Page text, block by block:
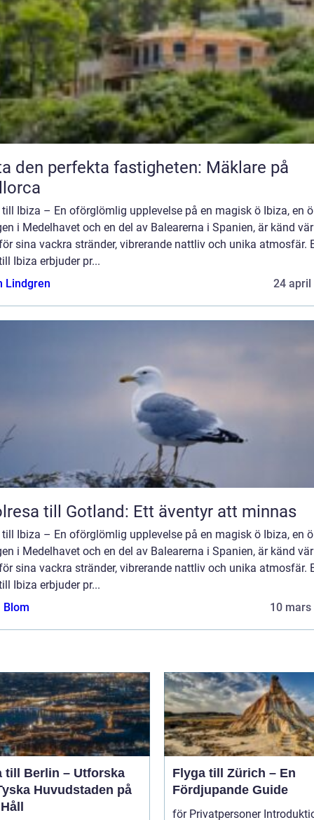
den perfekta fastigheten: Mäklare på
till Ibiza – En oförglömlig upplevelse på en magisk ö Ibiza, en ö
i Medelhavet och en del av Balearerna i Spanien, är känd
sina vackra stränder, vibrerande nattliv och unika atmosfär.
Ibiza erbjuder pr...
Lindgren
24 april
till Gotland: Ett äventyr att minnas
till Ibiza – En oförglömlig upplevelse på en magisk ö Ibiza, en ö
i Medelhavet och en del av Balearerna i Spanien, är känd
sina vackra stränder, vibrerande nattliv och unika atmosfär.
Ibiza erbjuder pr...
Blom
10 mars
till Berlin – Utforska
Huvudstaden på
Flyga till Zürich – En
Fördjupande Guide